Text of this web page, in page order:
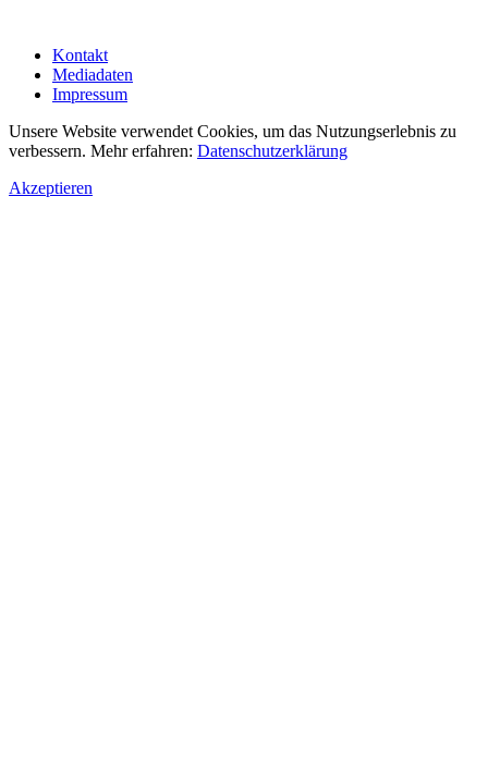
Kontakt
Mediadaten
Impressum
Unsere Website verwendet Cookies, um das Nutzungserlebnis zu
verbessern. Mehr erfahren: Datenschutzerklärung
Akzeptieren